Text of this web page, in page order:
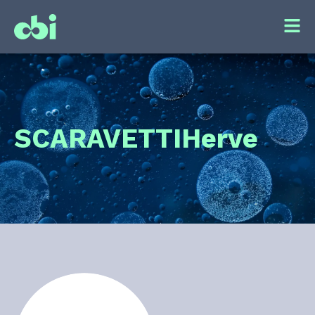
SCARAVETTIHerve